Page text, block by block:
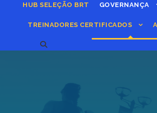
HUB SELEÇÃO BRT GOVERNANÇA
TREINADORES CERTIFICADOS